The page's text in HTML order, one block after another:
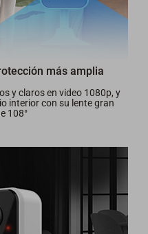
más amplia
y claros en video 1080p, y
interior con su lente gran
108°